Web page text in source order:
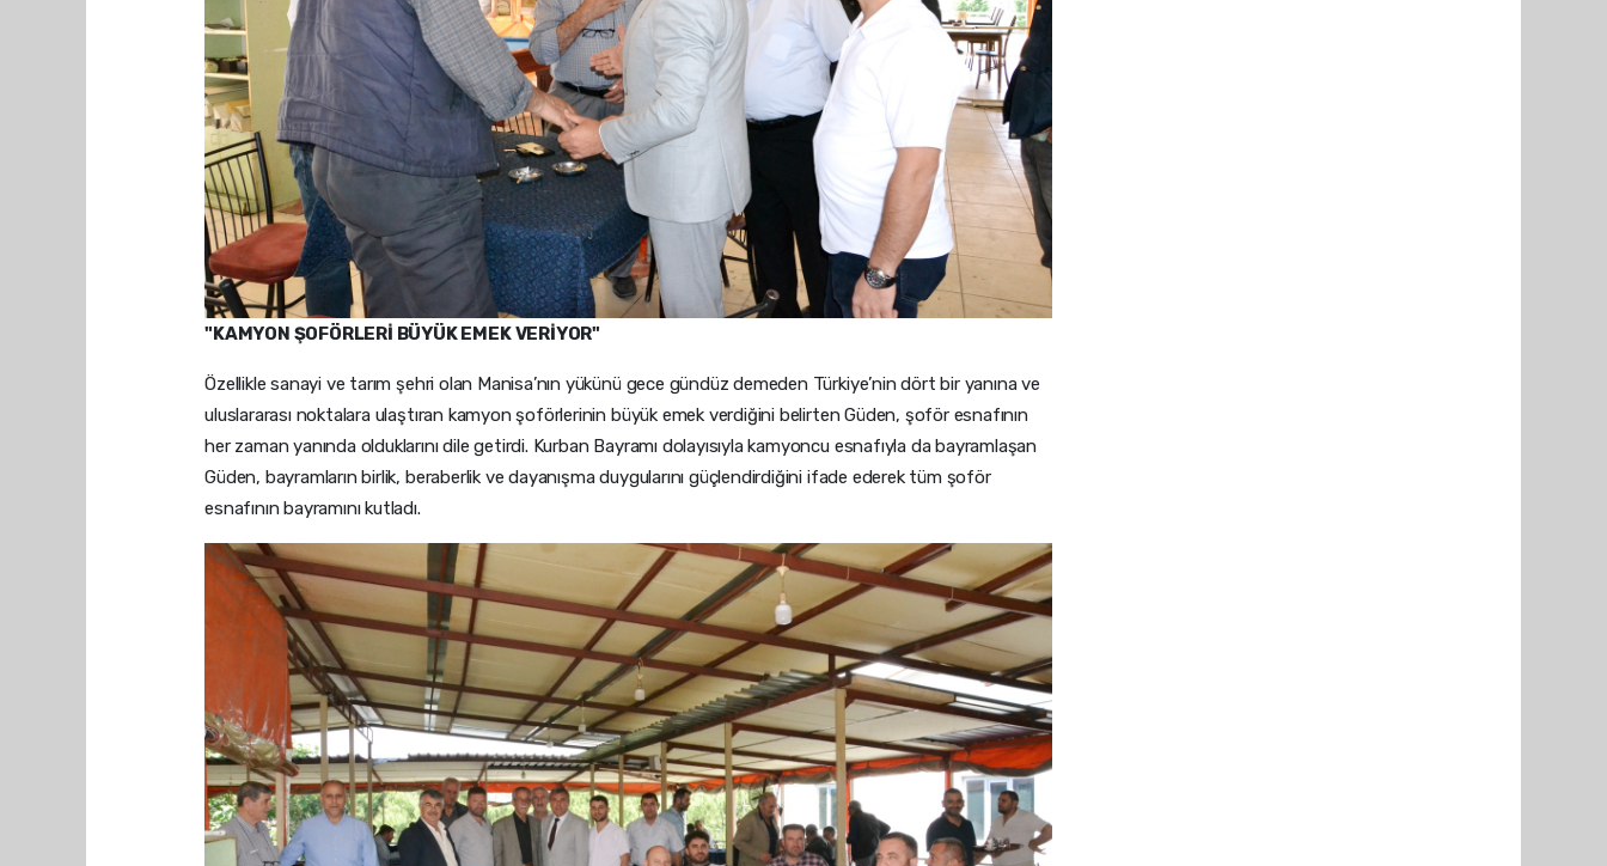
"KAMYON ŞOFÖRLERİ BÜYÜK EMEK VERİYOR"
Özellikle sanayi ve tarım şehri olan Manisa’nın yükünü gece gündüz demeden Türkiye’nin dört bir yanına ve
uluslararası noktalara ulaştıran kamyon şoförlerinin büyük emek verdiğini belirten Güden, şoför esnafının
her zaman yanında olduklarını dile getirdi. Kurban Bayramı dolayısıyla kamyoncu esnafıyla da bayramlaşan
Güden, bayramların birlik, beraberlik ve dayanışma duygularını güçlendirdiğini ifade ederek tüm şoför
esnafının bayramını kutladı.